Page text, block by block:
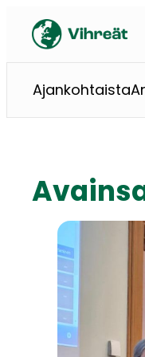
sisältöön
Ajankohtaista